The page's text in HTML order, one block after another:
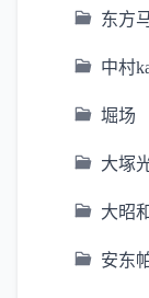
东方
中村
堀场
大塚
大昭
安东